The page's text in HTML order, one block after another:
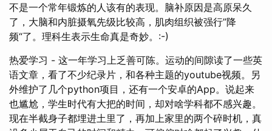
不是一个常年锻炼的人该有的表现。脑补原因是高原呆久
了，大脑和内脏摄氧先级比较高，肌肉组织被强行”降
频“了。理科生表示生命真是奇妙。:-)
热爱学习 - 这一年学习上乏善可陈。运动的间隙读了一些英
语文章，看了不少纪录片，和各种主题的youtube视频。另
外维护了几个python项目，还有一个安卓的App。说起来
也尴尬，学生时代有大把的时间，却对啥学科都不感兴趣。
现在半截身子都埋进土里了，再加上家里的两个碎时机，真